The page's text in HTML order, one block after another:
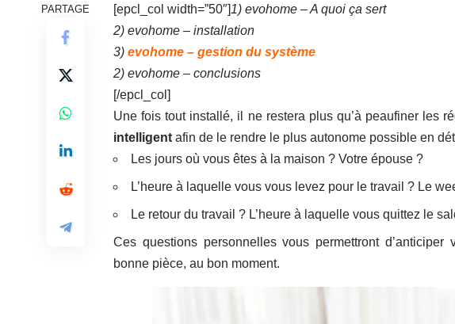
PARTAGE
[epcl_col width=”50″]1) evohome – A quoi ça sert
2) evohome – installation
3) evohome – gestion du système
2) evohome – conclusions
[/epcl_col]
Une fois tout installé, il ne restera plus qu’à peaufiner les
intelligent afin de le rendre le plus autonome possible en
Les jours où vous êtes à la maison ? Votre épouse ?
L’heure à laquelle vous vous levez pour le travail ? Le
Le retour du travail ? L’heure à laquelle vous quittez le
Ces questions personnelles vous permettront
bonne pièce, au bon moment.